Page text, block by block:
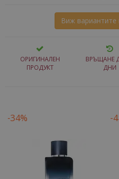
Виж вариантите
ОРИГИНАЛЕН
ПРОДУКТ
ВРЪЩАНЕ
ДНИ
-34% -